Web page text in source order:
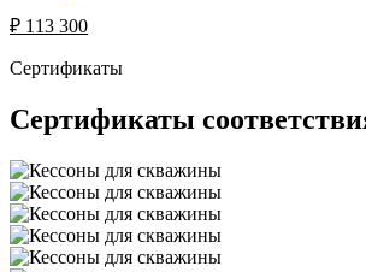
₽ 113 300
Сертификаты
Сертификаты